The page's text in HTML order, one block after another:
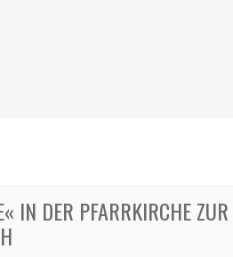
IN DER PFARRKIRCHE ZUR